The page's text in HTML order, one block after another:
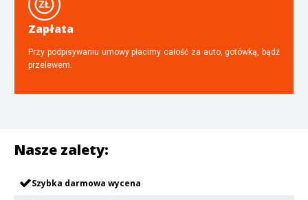
Zapłata
Przy podpisywaniu umowy płacimy całość za auto, gotówką, bądź
przelewem.
Nasze zalety:
Szybka darmowa wycena